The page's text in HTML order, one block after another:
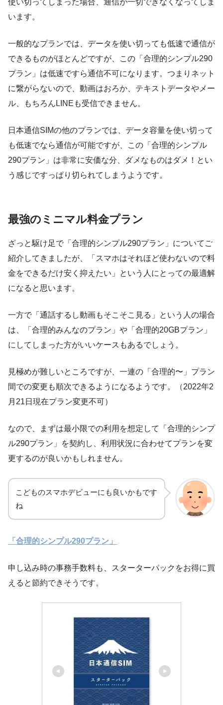
使い切ってしまった場合、通信が一切できなくなってしま
います。
一般的なプランでは、データを使い切っても低速で通信が
できるものがほとんどですが、この「合理的シンプル290
プラン」は低速ですら通信不可になります。つまりネット
に繋がらないので、動画はおろか、テキストデータやメー
ル、もちろんLINEも受信できません。
日本通信SIMの他のプランでは、データ容量を使い切って
も低速でなら通信が可能ですが、この「合理的シンプル
290プラン」は非常に安価な分、ダメなものはダメ！とい
う感じですっぱり切られてしまうようです。
最強のミニマル料金プラン
ざっと駆け足で「合理的シンプル290プラン」についてご
紹介してきましたが、「スマホはそれほど使わないので料
金をできるだけ安く抑えたい」という人にとっての最適解
になると思います。
一方で「通話するし動画もそこそこ見る」という人の場合
は、「合理的みんなのプラン」や「合理的20GBプラン」
にしてしまった方がいいケースもあるでしょう。
見極めが難しいところですが、一連の「合理的〜」プラン
間での変更も順次できるようになるようです。（2022年2
月21日現在プラン変更不可）
なので、まずは最小限での利用を想定して「合理的シンプ
ル290プラン」を契約し、利用状況に合わせてプランを変
更するのが良いかもしれません。
こどものスマホデビューにも良いかもです
ね
「合理的シンプル290プラン」
申し込み時の事務手数料も、スターターパックをお得に買
えると節約できそうです。